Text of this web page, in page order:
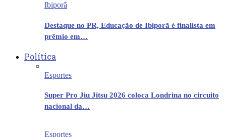
Ibiporã
Destaque no PR, Educação de Ibiporã é finalista em
prêmio em…
Política
Esportes
Super Pro Jiu Jitsu 2026 coloca Londrina no circuito
nacional da…
Esportes